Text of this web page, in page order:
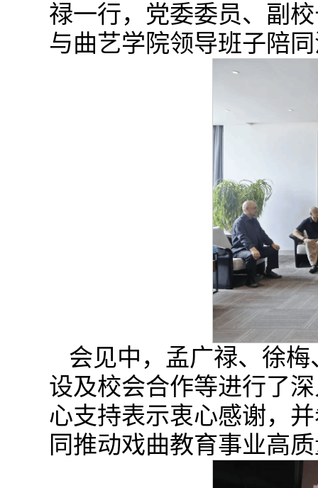
禄一行，党委委员、副
与曲艺学院领导班子陪
会见中，孟广禄、徐
设及校会合作等进行了
心支持表示衷心感谢，
同推动戏曲教育事业高